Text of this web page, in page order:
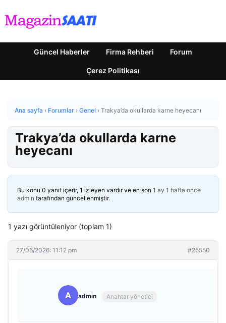
Güncel Haberler Firma Rehberi Forum
Çerez Politikası
Ana sayfa › Forumlar › Genel › Trakya’da okullarda karne heyecanı
Trakya’da okullarda karne
heyecanı
Bu konu 0 yanıt içerir, 1 izleyen vardır ve en son 1 ay 1 hafta önce
admin tarafından güncellenmiştir.
1 yazı görüntüleniyor (toplam 1)
27/06/2026: 11:12 pm #25550
A admin Anahtar yönetici